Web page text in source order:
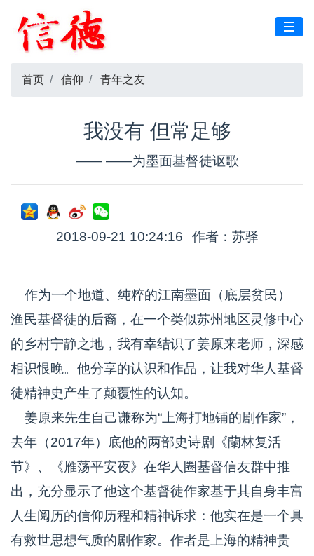
首页 信仰 青年之友
我没有 但常足够
—— ——为墨面基督徒讴歌
2018-09-21 10:24:16 作者：苏驿
作为一个地道、纯粹的江南墨面（底层贫民）
渔民基督徒的后裔，在一个类似苏州地区灵修中心
的乡村宁静之地，我有幸结识了姜原来老师，深感
相识恨晚。他分享的认识和作品，让我对华人基督
徒精神史产生了颠覆性的认知。
姜原来先生自己谦称为“上海打地铺的剧作家”，
去年（2017年）底他的两部史诗剧《蘭林复活
节》、《雁荡平安夜》在华人圈基督信友群中推
出，充分显示了他这个基督徒作家基于其自身丰富
人生阅历的信仰历程和精神诉求：他实在是一个具
有救世思想气质的剧作家。作者是上海的精神贵